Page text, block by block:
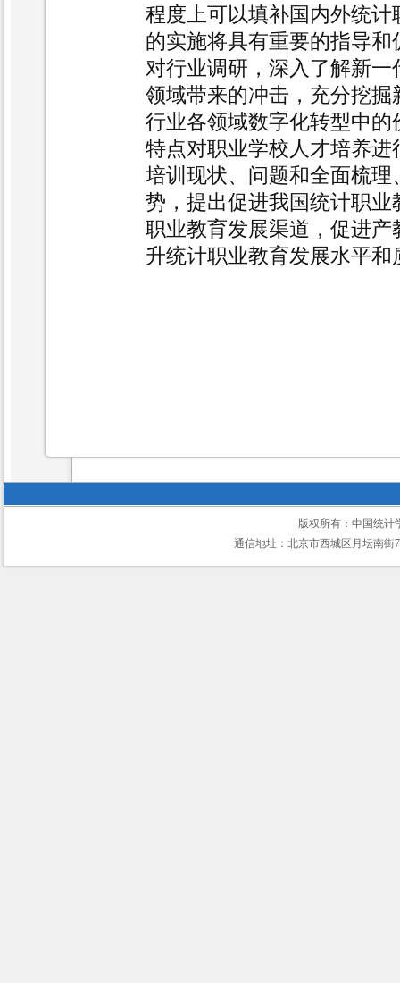
程度上可以填补国内外统计
的实施将具有重要的指导
对行业调研， 深入了解新一
领域带来的冲击， 充分挖掘
行业各领域数字化转型中的
特点对职业学校人才培养进
培训现状、问题和全面梳理
势，提出促进我国统计职
职业教育发展渠道，促进
升统计职业教育发展水平
版权所有：中国统计
通信地址：北京市西城区月坛南